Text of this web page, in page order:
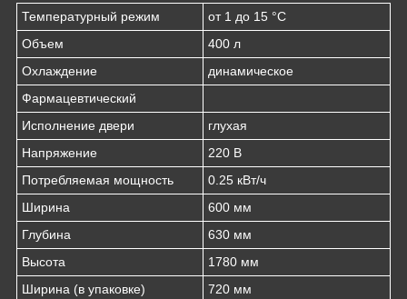
Температурный режим
от 1 до 15 °C
Объем
400 л
Охлаждение
динамическое
Фармацевтический
Исполнение двери
глухая
Напряжение
220 В
Потребляемая мощность
0.25 кВт/ч
Ширина
600 мм
Глубина
630 мм
Высота
1780 мм
Ширина (в упаковке)
720 мм